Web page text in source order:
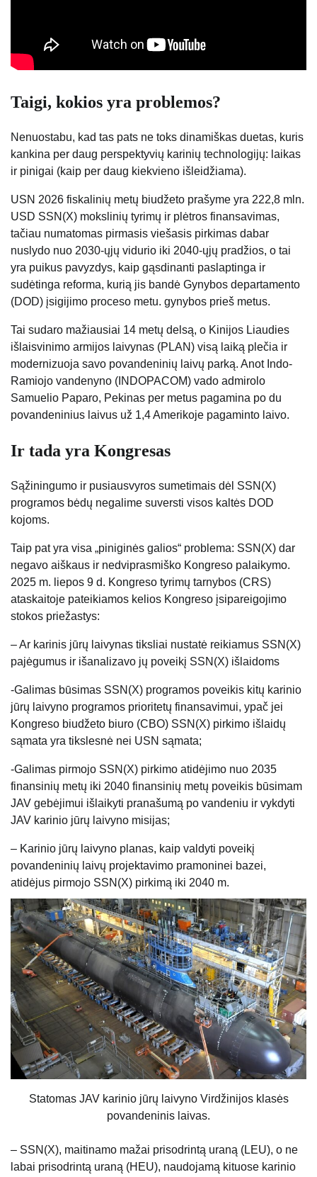
Taigi, kokios yra problemos?
Nenuostabu, kad tas pats ne toks dinamiškas duetas, kuris
kankina per daug perspektyvių karinių technologijų: laikas
ir pinigai (kaip per daug kiekvieno išleidžiama).
USN 2026 fiskalinių metų biudžeto prašyme yra 222,8 mln.
USD SSN(X) mokslinių tyrimų ir plėtros finansavimas,
tačiau numatomas pirmasis viešasis pirkimas dabar
nuslydo nuo 2030-ųjų vidurio iki 2040-ųjų pradžios, o tai
yra puikus pavyzdys, kaip gąsdinanti paslaptinga ir
sudėtinga reforma, kurią jis bandė Gynybos departamento
(DOD) įsigijimo proceso metu. gynybos prieš metus.
Tai sudaro mažiausiai 14 metų delsą, o Kinijos Liaudies
išlaisvinimo armijos laivynas (PLAN) visą laiką plečia ir
modernizuoja savo povandeninių laivų parką. Anot Indo-
Ramiojo vandenyno (INDOPACOM) vado admirolo
Samuelio Paparo, Pekinas per metus pagamina po du
povandeninius laivus už 1,4 Amerikoje pagaminto laivo.
Ir tada yra Kongresas
Sąžiningumo ir pusiausvyros sumetimais dėl SSN(X)
programos bėdų negalime suversti visos kaltės DOD
kojoms.
Taip pat yra visa „piniginės galios“ problema: SSN(X) dar
negavo aiškaus ir nedviprasmiško Kongreso palaikymo.
2025 m. liepos 9 d. Kongreso tyrimų tarnybos (CRS)
ataskaitoje pateikiamos kelios Kongreso įsipareigojimo
stokos priežastys:
– Ar karinis jūrų laivynas tiksliai nustatė reikiamus SSN(X)
pajėgumus ir išanalizavo jų poveikį SSN(X) išlaidoms
-Galimas būsimas SSN(X) programos poveikis kitų karinio
jūrų laivyno programos prioritetų finansavimui, ypač jei
Kongreso biudžeto biuro (CBO) SSN(X) pirkimo išlaidų
sąmata yra tikslesnė nei USN sąmata;
-Galimas pirmojo SSN(X) pirkimo atidėjimo nuo 2035
finansinių metų iki 2040 finansinių metų poveikis būsimam
JAV gebėjimui išlaikyti pranašumą po vandeniu ir vykdyti
JAV karinio jūrų laivyno misijas;
– Karinio jūrų laivyno planas, kaip valdyti poveikį
povandeninių laivų projektavimo pramoninei bazei,
atidėjus pirmojo SSN(X) pirkimą iki 2040 m.
Statomas JAV karinio jūrų laivyno Virdžinijos klasės
povandeninis laivas.
– SSN(X), maitinamo mažai prisodrintą uraną (LEU), o ne
labai prisodrintą uraną (HEU), naudojamą kituose karinio